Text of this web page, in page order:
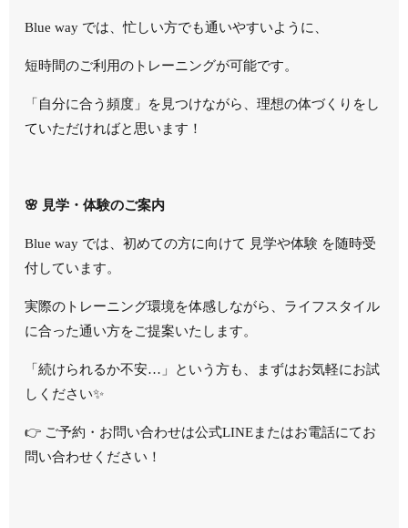
Blue way では、忙しい方でも通いやすいように、
短時間のご利用のトレーニングが可能です。
「自分に合う頻度」を見つけながら、理想の体づくりをし
ていただければと思います！
🌸 見学・体験のご案内
Blue way では、初めての方に向けて 見学や体験 を随時受
付しています。
実際のトレーニング環境を体感しながら、ライフスタイル
に合った通い方をご提案いたします。
「続けられるか不安…」という方も、まずはお気軽にお試
しください✨
👉 ご予約・お問い合わせは公式LINEまたはお電話にてお
問い合わせください！